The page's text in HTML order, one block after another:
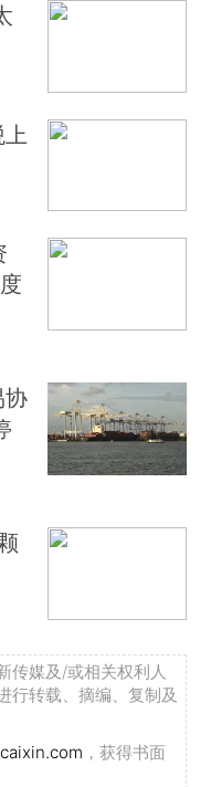
协
传媒及/或相关权利人
行转载、摘编、复制及
，获得书面